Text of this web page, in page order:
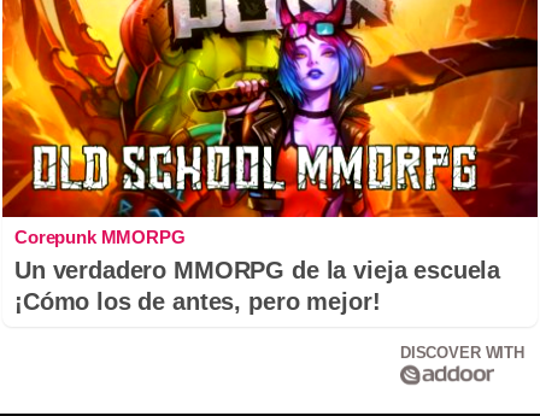
Corepunk MMORPG
Un verdadero MMORPG de la vieja escuela
¡Cómo los de antes, pero mejor!
DISCOVER WITH